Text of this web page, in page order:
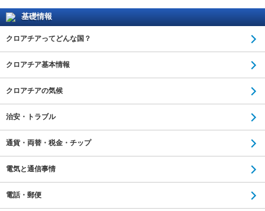
基礎情報
クロアチアってどんな国？
クロアチア基本情報
クロアチアの気候
治安・トラブル
通貨・両替・税金・チップ
電気と通信事情
電話・郵便